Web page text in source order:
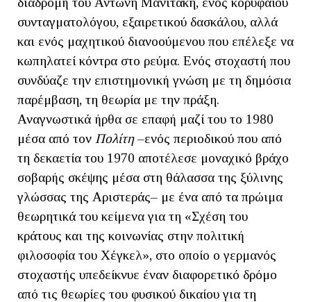
συνταγματολόγου, εξαιρετικού δασκάλου, αλλά
και ενός μαχητικού διανοούμενου που επέλεξε να
κωπηλατεί κόντρα στο ρεύμα. Ενός στοχαστή που
συνδύαζε την επιστημονική γνώση με τη δημόσια
παρέμβαση, τη θεωρία με την πράξη.
Αναγνωστικά ήρθα σε επαφή μαζί του το 1980
μέσα από τον Πολίτη–ενός περιοδικού που από
τη δεκαετία του 1970 αποτέλεσε μοναχικό βράχο
σοβαρής σκέψης μέσα στη θάλασσα της ξύλινης
γλώσσας της Αριστεράς– με ένα από τα πρώιμα
θεωρητικά του κείμενα για τη «Σχέση του
κράτους και της κοινωνίας στην πολιτική
φιλοσοφία του Χέγκελ», στο οποίο ο γερμανός
στοχαστής υπεδείκνυε έναν διαφορετικό δρόμο
από τις θεωρίες του φυσικού δικαίου για τη